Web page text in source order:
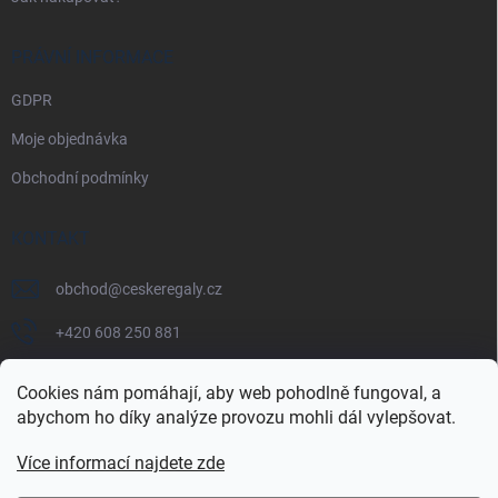
Cookies nám pomáhají, aby web pohodlně fungoval, a
abychom ho díky analýze provozu mohli dál vylepšovat.
Více informací najdete zde
PRÁVNÍ INFORMACE
GDPR
Moje objednávka
Obchodní podmínky
KONTAKT
obchod@ceskeregaly.cz
+420 608 250 881